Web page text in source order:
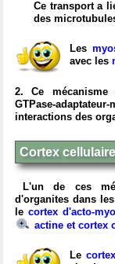
Ce transport a
des
Les
avec les
2. Ce mécanisme
GTPase-
interactions des
Cortex cellulaire
L'un de ces
d'organites dans
le cortex d'acto-
actine et cortex
Le